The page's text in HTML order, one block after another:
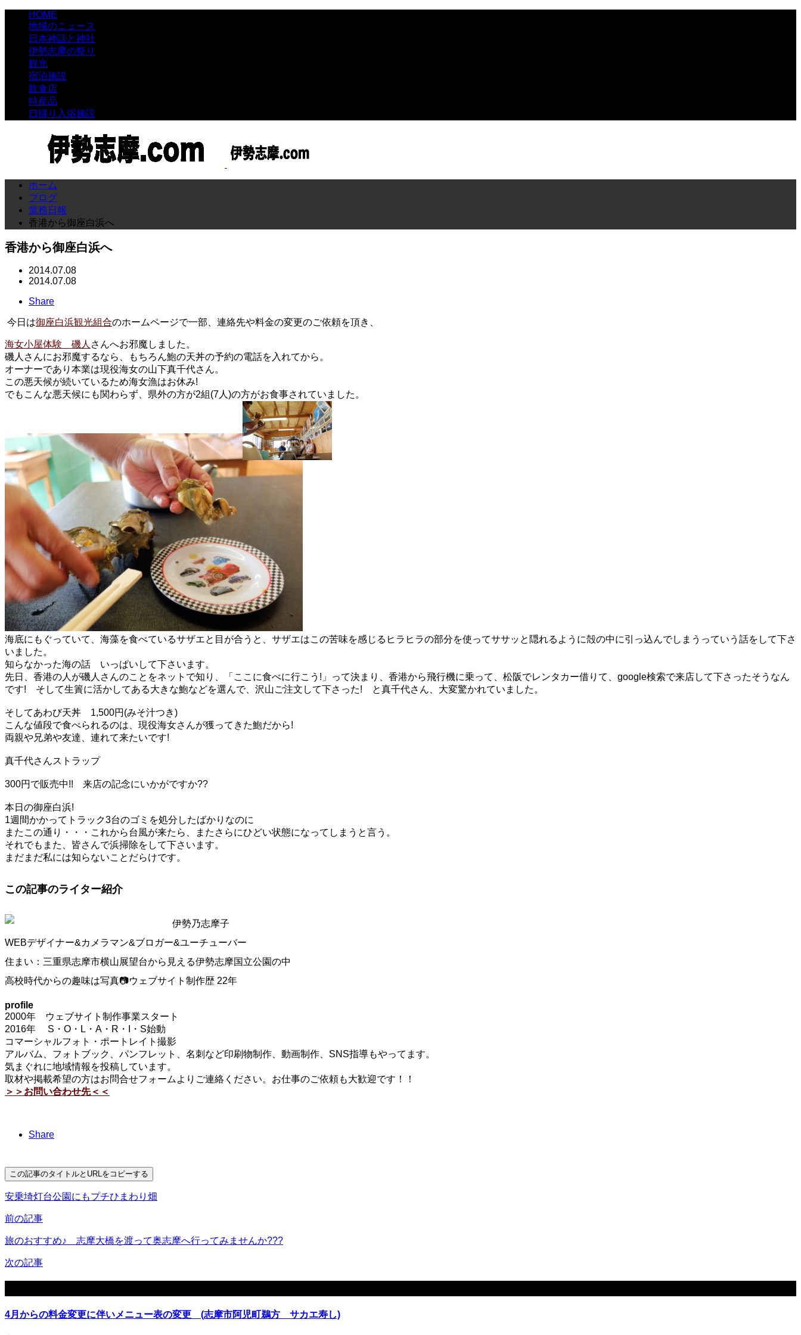
HOME
地域のニュース
日本神話と神社
伊勢志摩の祭り
観光
宿泊施設
飲食店
特産品
日帰り入浴施設
ホーム
ブログ
業務日報
香港から御座白浜へ
香港から御座白浜へ
2014.07.08
2014.07.08
Share
今日は御座白浜観光組合のホームページで一部、連絡先や料金の変更のご依頼を頂き、
海女小屋体験 磯人 さんへお邪魔しました。
磯人さんにお邪魔するなら、もちろん鮑の天丼の予約の電話を入れてから。
オーナーであり本業は現役海女の山下真千代さん。
この悪天候が続いているため海女漁はお休み!
でもこんな悪天候にも関わらず、県外の方が2組(7人)の方がお食事されていました。
海底にもぐっていて、海藻を食べているサザエと目が合うと、サザエはこの苦味を感じるヒラヒラの部分を使ってササッと隠れるように殻の中に引っ込んでしまうっていう話をして下さ
いました。
知らなかった海の話 いっぱいして下さいます。
先日、香港の人が磯人さんのことをネットで知り、「ここに食べに行こう!」って決まり、香港から飛行機に乗って、松阪でレンタカー借りて、google検索で来店して下さったそうなん
です! そして生簀に活かしてある大きな鮑などを選んで、沢山ご注文して下さった! と真千代さん、大変驚かれていました。
そしてあわび天丼 1,500円(みそ汁つき)
こんな値段で食べられるのは、現役海女さんが獲ってきた鮑だから!
両親や兄弟や友達、連れて来たいです!
真千代さんストラップ
300円で販売中!! 来店の記念にいかがですか??
本日の御座白浜!
1週間かかってトラック3台のゴミを処分したばかりなのに
またこの通り・・・これから台風が来たら、またさらにひどい状態になってしまうと言う。
それでもまた、皆さんで浜掃除をして下さいます。
まだまだ私には知らないことだらけです。
この記事のライター紹介
伊勢乃志摩子
WEBデザイナー&カメラマン&ブロガー&ユーチューバー
住まい：三重県志摩市横山展望台から見える伊勢志摩国立公園の中
高校時代からの趣味は写真📷ウェブサイト制作歴 22年
profile
2000年 ウェブサイト制作事業スタート
2016年 S・O・L・A・R・I・S始動
コマーシャルフォト・ポートレイト撮影
アルバム、フォトブック、パンフレット、名刺など印刷物制作、動画制作、SNS指導もやってます。
気まぐれに地域情報を投稿しています。
取材や掲載希望の方はお問合せフォームよりご連絡ください。お仕事のご依頼も大歓迎です！！
＞＞お問い合わせ先＜＜
Share
この記事のタイトルとURLをコピーする
安乗埼灯台公園にもプチひまわり畑
前の記事
旅のおすすめ♪ 志摩大橋を渡って奥志摩へ行ってみませんか???
次の記事
4月からの料金変更に伴いメニュー表の変更 (志摩市阿児町鵜方 サカエ寿し)